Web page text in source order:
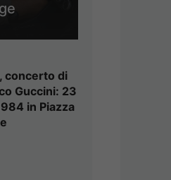
concerto di
Guccini: 23
in Piazza